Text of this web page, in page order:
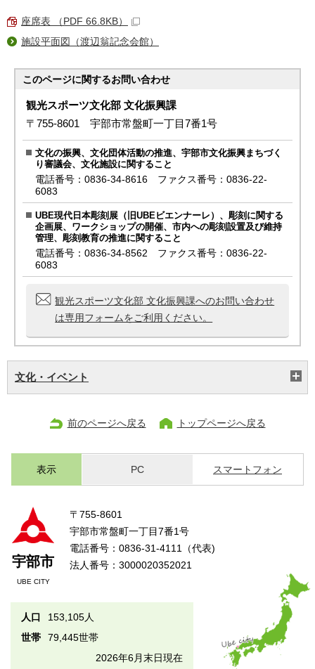
座席表 （PDF 66.8KB）
施設平面図（渡辺翁記念会館）
このページに関するお問い合わせ
観光スポーツ文化部 文化振興課
〒755-8601 宇部市常盤町一丁目7番1号
文化の振興、文化団体活動の推進、宇部市文化振興まちづく
り審議会、文化施設に関すること
電話番号：0836-34-8616 ファクス番号：0836-22-
6083
UBE現代日本彫刻展（旧UBEビエンナーレ）、彫刻に関する
企画展、ワークショップの開催、市内への彫刻設置及び維持
管理、彫刻教育の推進に関すること
電話番号：0836-34-8562 ファクス番号：0836-22-
6083
観光スポーツ文化部 文化振興課へのお問い合わせ
は専用フォームをご利用ください。
文化・イベント
前のページへ戻る トップページへ戻る
表示 PC スマートフォン
宇部市
UBE CITY
〒755-8601
宇部市常盤町一丁目7番1号
電話番号：0836-31-4111（代表)
法人番号：3000020352021
人口
153,105人
世帯
79,445世帯
2026年6月末日現在